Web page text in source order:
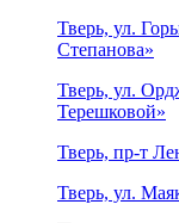
Тверь, ул.
Степанова»
Тверь, ул.
Терешковой»
Тверь, пр-т
Тверь, ул.